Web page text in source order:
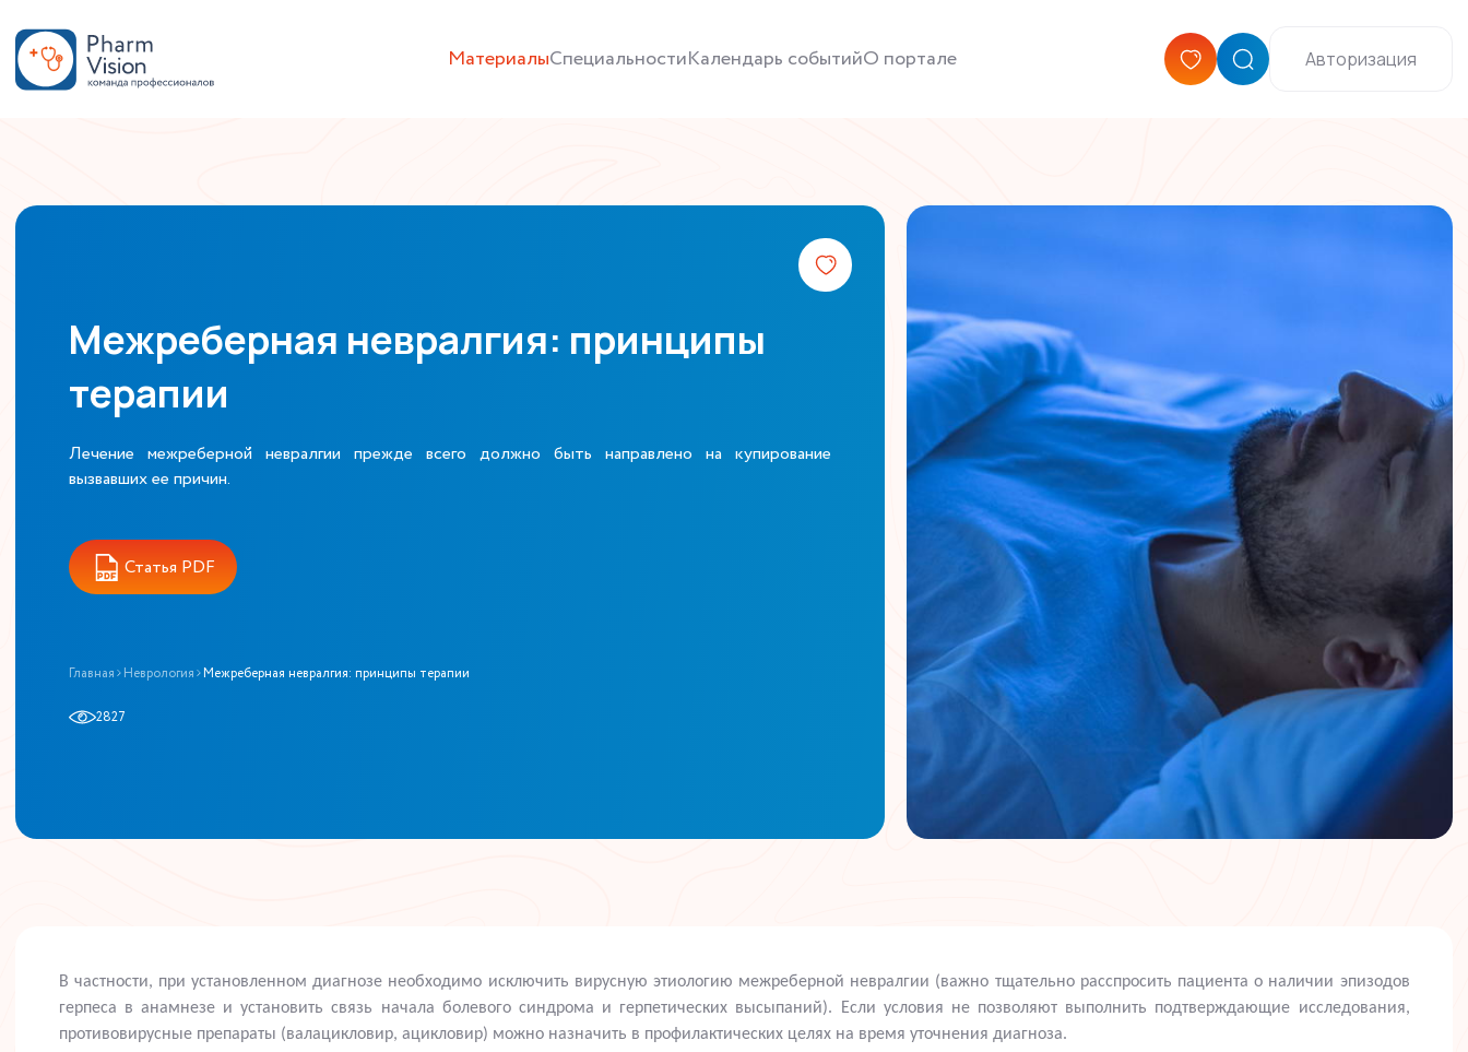
МатериалыСпециальностиКалендарь событийО портале Авторизация
Межреберная невралгия: принципы
терапии
Лечение межреберной невралгии прежде всего должно быть направлено на купирование
вызвавших ее причин.
Статья PDF
Главная Неврология Межреберная невралгия: принципы терапии
2827
В частности, при установленном диагнозе необходимо исключить вирусную этиологию межреберной невралгии (важно тщательно расспросить пациента о наличии эпизодов
герпеса в анамнезе и установить связь начала болевого синдрома и герпетических высыпаний). Если условия не позволяют выполнить подтверждающие исследования,
противовирусные препараты (валацикловир, ацикловир) можно назначить в профилактических целях на время уточнения диагноза.